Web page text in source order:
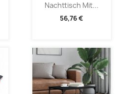
Nachttisch Mit...
56,76 €